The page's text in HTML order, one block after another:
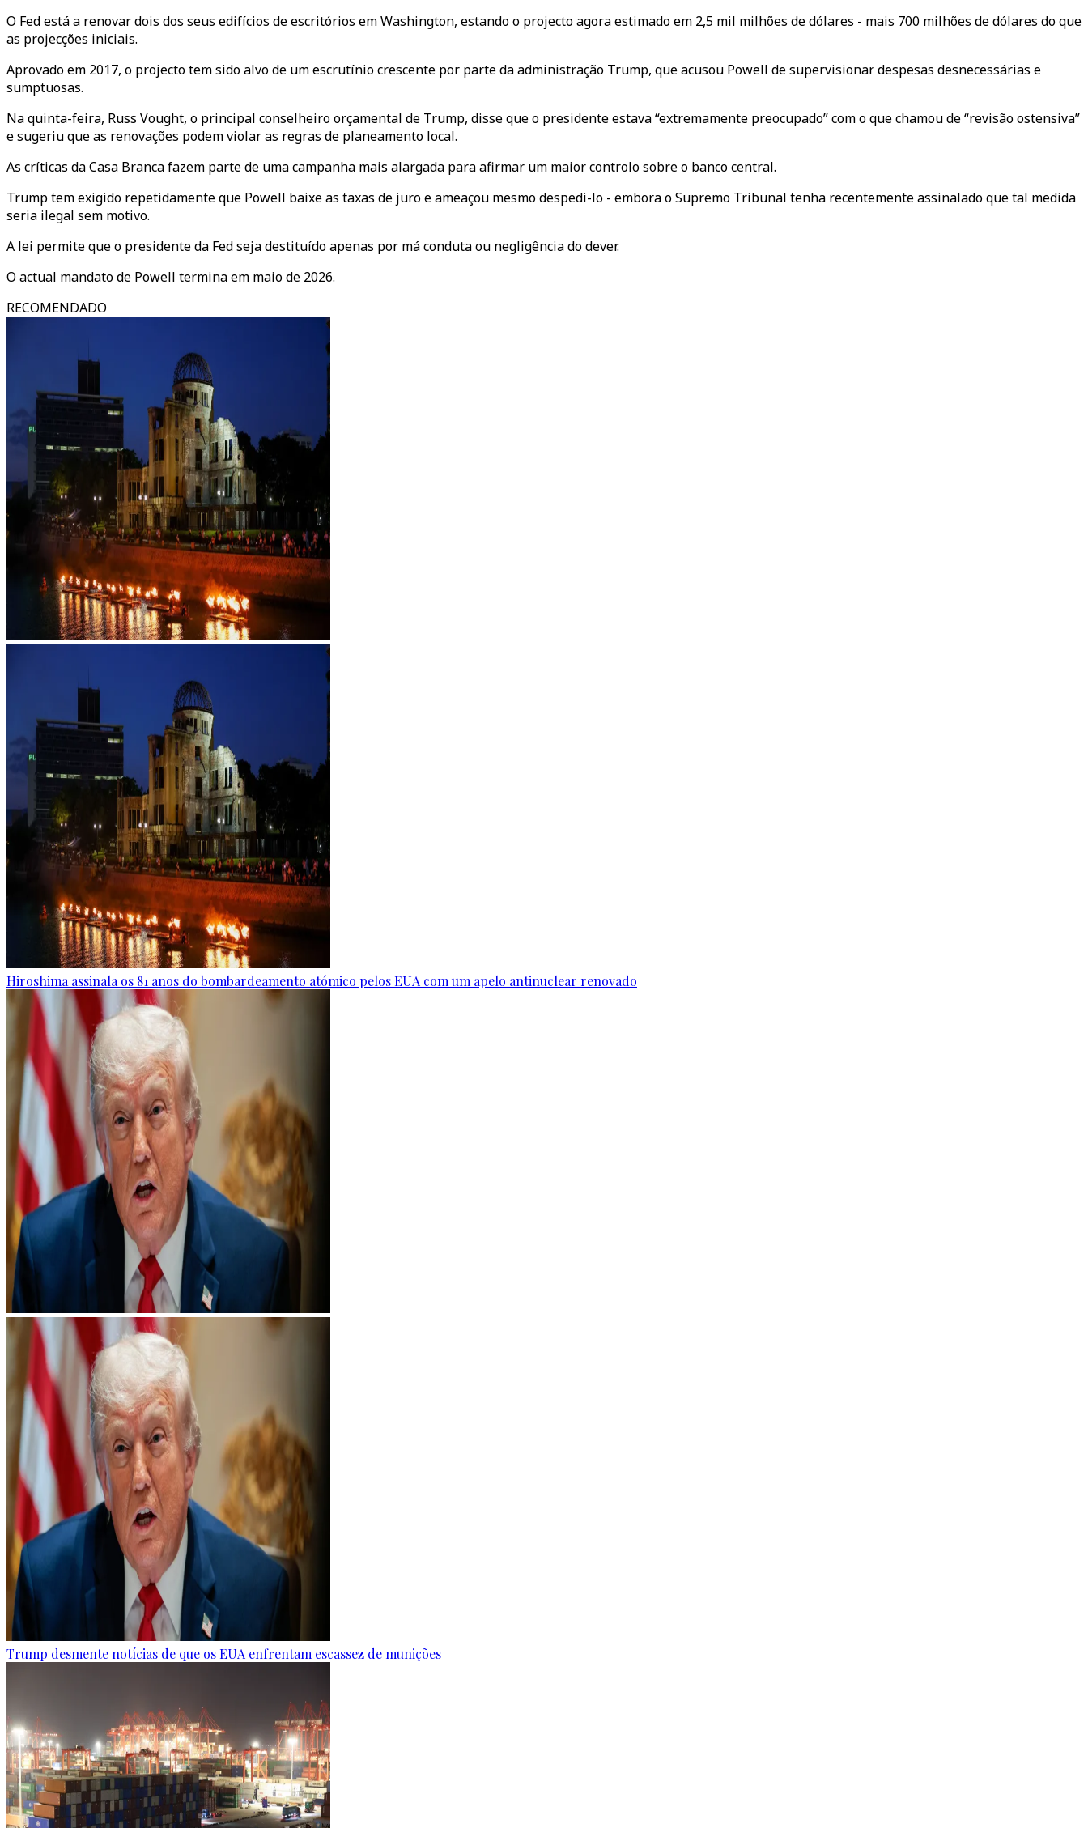
O Fed está a renovar dois dos seus edifícios de escritórios em Washington, estando o projecto agora estimado em 2,5 mil milhões de dólares - mais 700 milhões de dólares do que
as projecções iniciais.
Aprovado em 2017, o projecto tem sido alvo de um escrutínio crescente por parte da administração Trump, que acusou Powell de supervisionar despesas desnecessárias e
sumptuosas.
Na quinta-feira, Russ Vought, o principal conselheiro orçamental de Trump, disse que o presidente estava “extremamente preocupado” com o que chamou de “revisão ostensiva”
e sugeriu que as renovações podem violar as regras de planeamento local.
As críticas da Casa Branca fazem parte de uma campanha mais alargada para afirmar um maior controlo sobre o banco central.
Trump tem exigido repetidamente que Powell baixe as taxas de juro e ameaçou mesmo despedi-lo - embora o Supremo Tribunal tenha recentemente assinalado que tal medida
seria ilegal sem motivo.
A lei permite que o presidente da Fed seja destituído apenas por má conduta ou negligência do dever.
O actual mandato de Powell termina em maio de 2026.
RECOMENDADO
Hiroshima assinala os 81 anos do bombardeamento atómico pelos EUA com um apelo antinuclear renovado
Trump desmente notícias de que os EUA enfrentam escassez de munições